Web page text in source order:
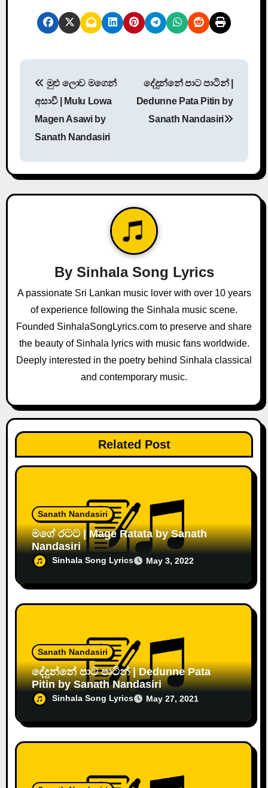
P
n
a
a
i
o
මුළු ලොව මගෙන්
අසාවී | Mulu Lowa
Magen Asawi by
Sanath Nandasiri
දේදුන්නේ පාට පාටින් |
Dedunne Pata Pitin by
Sanath Nandasiri
By Sinhala Song Lyrics
A passionate Sri Lankan music lover with over 10 years
of experience following the Sinhala music scene.
Founded SinhalaSongLyrics.com to preserve and share
the beauty of Sinhala lyrics with music fans worldwide.
Deeply interested in the poetry behind Sinhala classical
and contemporary music.
Related Post
Sanath Nandasiri
මගේ රටට | Mage Ratata by Sanath
Nandasiri
Sinhala Song Lyrics May 3, 2022
Sanath Nandasiri
දේදුන්නේ පාට පාටින් | Dedunne Pata
Pitin by Sanath Nandasiri
Sinhala Song Lyrics May 27, 2021